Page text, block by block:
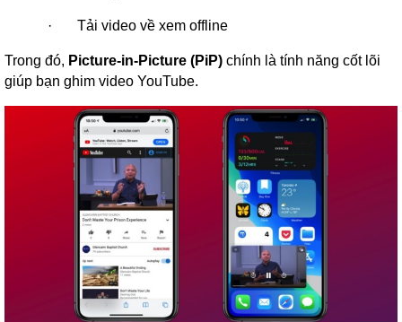
· Tải video về xem offline
Trong đó, Picture-in-Picture (PiP) chính là tính năng cốt lõi
giúp bạn ghim video YouTube.